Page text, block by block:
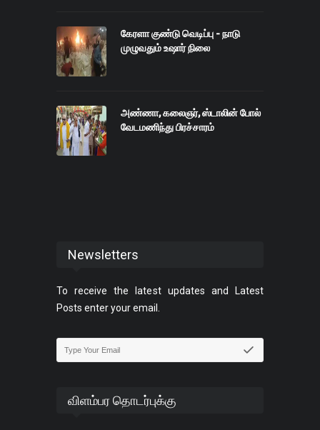
கேரளா குண்டு வெடிப்பு - நாடு
முழுவதும் உஷார் நிலை
அண்ணா, கலைஞர், ஸ்டாலின் போல்
வேடமணிந்து பிரச்சாரம்
Newsletters
To receive the latest updates and Latest
Posts enter your email.
விளம்பர தொடர்புக்கு